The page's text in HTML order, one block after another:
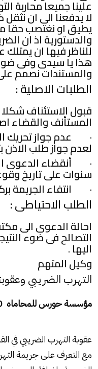
علينا جميعا محاربة
لا يدفعنا الى ان
يطيق او نغتصب حقا
والدستورية اذ ان
للناظر فيها ان
هذا يا سيدى وفى
والمستندات نصمم
الطلبات الاصلية :
قبول الاستئناف
المستأنف والقضاء
· عدم جواز تحريك
لعدم جواز طلب الاذن
· أنقضاء الدعوى
سنوات على تاريخ
· انتفاء الجريمة
الطلب الاحتياطى :
احالة الدعوى الى
التصالح فى ضوء
اليها .
وكيل المتهم
التهرب الضريبي
مؤسسة حورس للمحاماه 01129230200
عقوبة التهرب الضريبي في
مع التعرف على جريمة